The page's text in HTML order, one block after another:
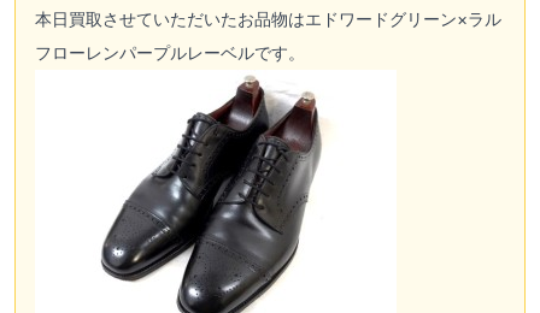
本日買取させていただいたお品物はエドワードグリーン×ラル
フローレンパープルレーベルです。